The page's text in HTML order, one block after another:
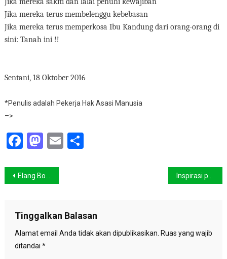
Jika mereka terus membelenggu kebebasan
Jika mereka terus memperkosa Ibu Kandung dari orang-orang di
sini: Tanah ini !!
Sentani, 18 Oktober 2016
*Penulis adalah Pekerja Hak Asasi Manusia
–>
Facebook
Mastodon
EmailShare
Navigasi
Elang Bondol Disita dari rumah pegawai Pemda DKI Jakarta
Tinggalkan Balasan
Alamat email Anda tidak akan dipublikasikan. Ruas yang wajib
ditandai *